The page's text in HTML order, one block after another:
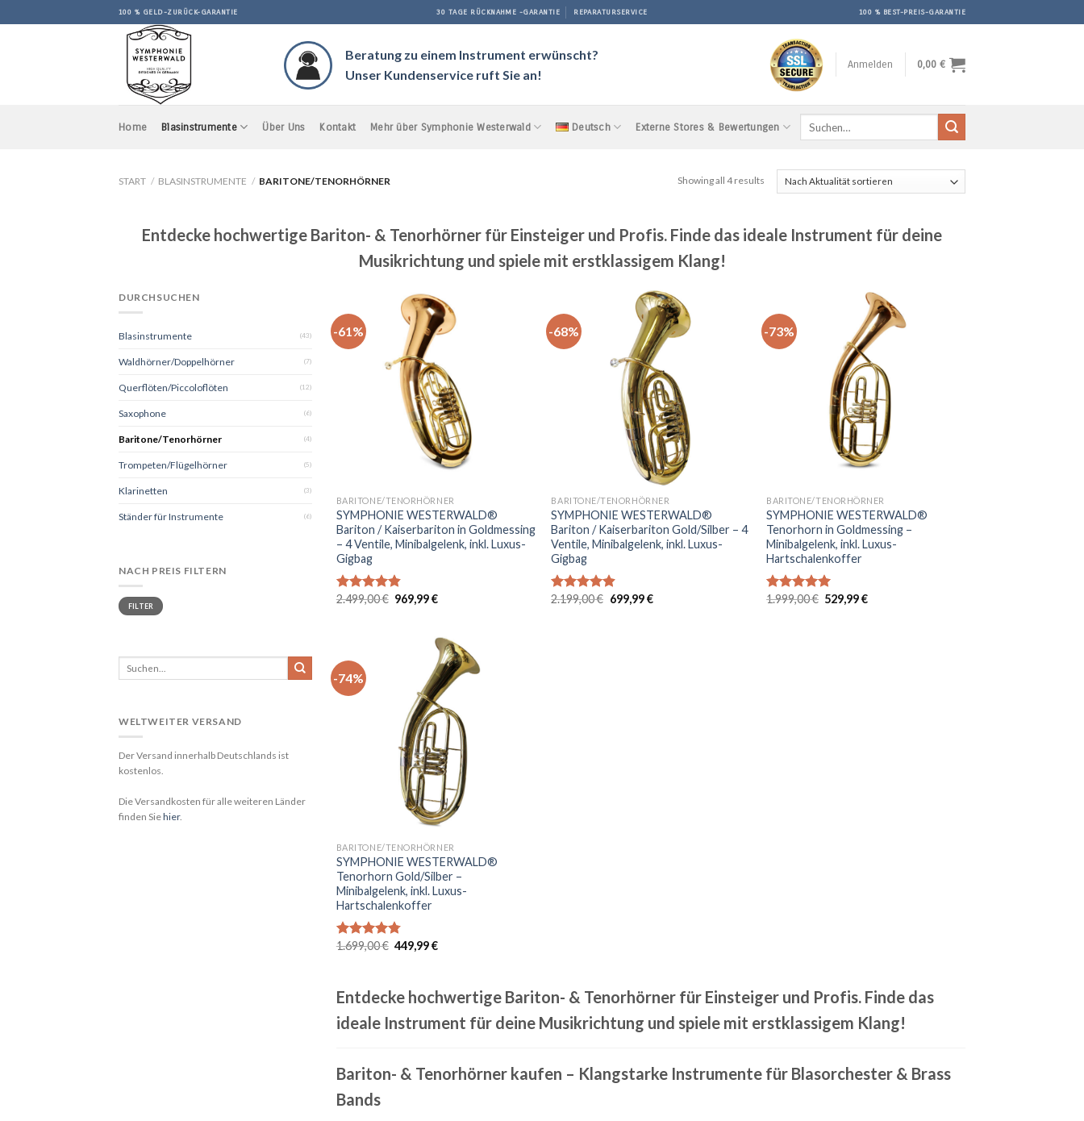
to
100 % GELD-ZURÜCK-GARANTIE 30 TAGE RÜCKNAHME -GARANTIE REPARATURSERVICE 100 % BEST-PREIS-GARANTIE
Beratung zu einem Instrument erwünscht?
Unser Kundenservice ruft Sie an!
Anmelden 0,00 €
Home Blasinstrumente Über Uns Kontakt Mehr über Symphonie Westerwald Deutsch Externe Stores & Bewertungen
START / BLASINSTRUMENTE / BARITONE/TENORHÖRNER Showing all 4 results
Entdecke hochwertige Bariton- & Tenorhörner für Einsteiger und Profis. Finde das ideale Instrument für deine
Musikrichtung und spiele mit erstklassigem Klang!
DURCHSUCHEN
Blasinstrumente (43)
Waldhörner/Doppelhörner (7)
Querflöten/Piccoloflöten (12)
Saxophone (6)
Baritone/Tenorhörner (4)
Trompeten/Flügelhörner (5)
Klarinetten (3)
Ständer für Instrumente (6)
NACH PREIS FILTERN
Min.
Preis
Max.
PreisFILTER
Suchen
WELTWEITER VERSAND
Der Versand innerhalb Deutschlands ist
kostenlos.
Die Versandkosten für alle weiteren Länder
finden Siehier.
-61%
BARITONE/TENORHÖRNER
SYMPHONIE WESTERWALD®
Bariton / Kaiserbariton in Goldmessing
– 4 Ventile, Minibalgelenk, inkl. Luxus-
Gigbag
Bewertet
2.499,00€ Ursprünglicher
Preis
969,99€Aktueller
-68%
BARITONE/TENORHÖRNER
SYMPHONIE WESTERWALD®
Bariton / Kaiserbariton Gold/Silber – 4
Ventile, Minibalgelenk, inkl. Luxus-
Gigbag
Bewertet
2.199,00€ Ursprünglicher
Preis
699,99€Aktueller
-73%
BARITONE/TENORHÖRNER
SYMPHONIE WESTERWALD®
Tenorhorn in Goldmessing –
Minibalgelenk, inkl. Luxus-
Hartschalenkoffer
Bewertet
1.999,00€ Ursprünglicher
Preis
529,99€Aktueller
-74%
BARITONE/TENORHÖRNER
SYMPHONIE WESTERWALD®
Tenorhorn Gold/Silber –
Minibalgelenk, inkl. Luxus-
Hartschalenkoffer
Bewertet
1.699,00€ Ursprünglicher
Preis
449,99€Aktueller
Entdecke hochwertige Bariton- & Tenorhörner für Einsteiger und Profis. Finde das
ideale Instrument für deine Musikrichtung und spiele mit erstklassigem Klang!
Bariton- & Tenorhörner kaufen – Klangstarke Instrumente für Blasorchester & Brass
Bands